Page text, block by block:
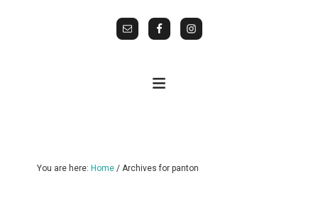
You are here: Home / Archives for panton